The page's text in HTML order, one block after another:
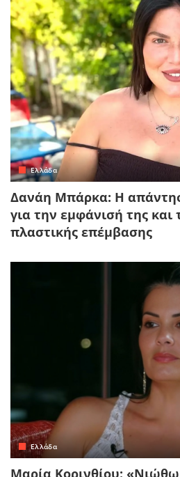
Ελλάδα
Δανάη Μπάρκα: Η
για την εμφάνισή της και
πλαστικής επέμβασης
Ελλάδα
Μαρία Κορινθίου: